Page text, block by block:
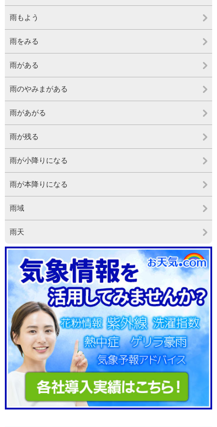
雨もよう
雨をみる
雨がある
雨のやみまがある
雨があがる
雨が残る
雨が小降りになる
雨が本降りになる
雨域
雨天